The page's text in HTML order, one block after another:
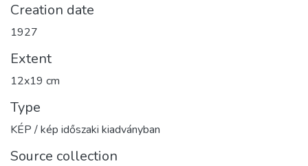
Creation date
1927
Extent
12x19 cm
Type
KÉP / kép időszaki kiadványban
Source collection